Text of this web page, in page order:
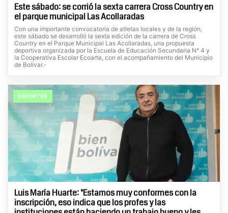
Este sábado: se corrió la sexta carrera Cross Country en
el parque municipal Las Acollaradas
Con una importante convocatoria de atletas locales y de la región,
este sábado se desarrolló la sexta edición de la carrera de Cross
Country en el Parque Municipal Las Acollaradas, una propuesta
deportiva organizada por la Escuela de Educación Secundaria N° 4 y
la Cooperativa Escolar Ecoarte, con el acompañamiento del Municipio
de Bolívar.-
DEPORTES
Luis María Huarte: "Estamos muy conformes con la
inscripción, eso indica que los profes y las